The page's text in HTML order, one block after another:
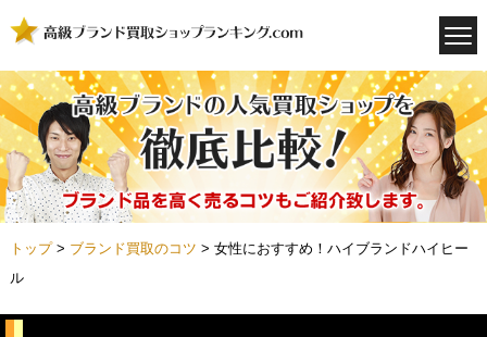
トップ> ブランド買取のコツ > 女性におすすめ！ハイブランドハイヒー
ル